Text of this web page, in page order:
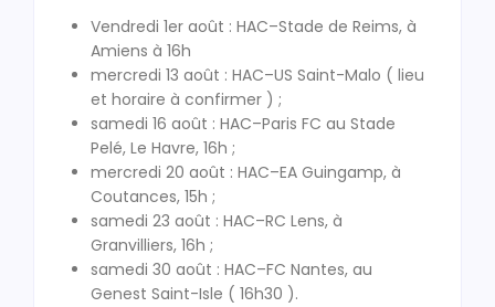
Vendredi 1er août : HAC–Stade de Reims, à
Amiens à 16h
mercredi 13 août : HAC–US Saint-Malo ( lieu
et horaire à confirmer ) ;
samedi 16 août : HAC–Paris FC au Stade
Pelé, Le Havre, 16h ;
mercredi 20 août : HAC–EA Guingamp, à
Coutances, 15h ;
samedi 23 août : HAC–RC Lens, à
Granvilliers, 16h ;
samedi 30 août : HAC–FC Nantes, au
Genest Saint-Isle ( 16h30 ).